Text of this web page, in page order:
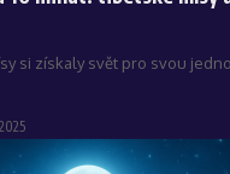
si získaly svět pro svou